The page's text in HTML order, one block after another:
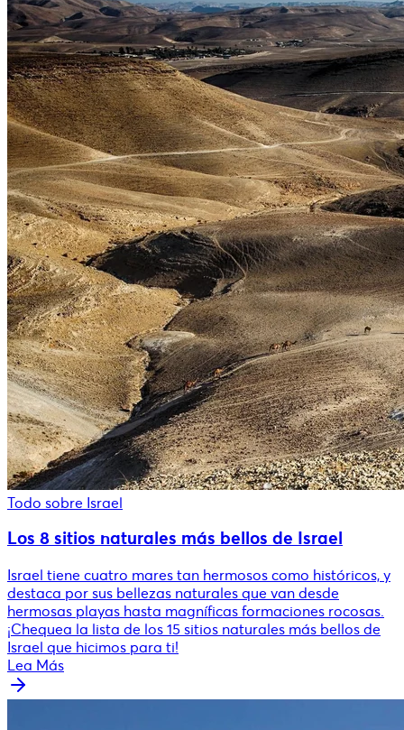
Todo sobre Israel
Los 8 sitios naturales más bellos de Israel
Israel tiene cuatro mares tan hermosos como históricos, y
destaca por sus bellezas naturales que van desde
hermosas playas hasta magníficas formaciones rocosas.
¡Chequea la lista de los 15 sitios naturales más bellos de
Israel que hicimos para ti!
Lea Más